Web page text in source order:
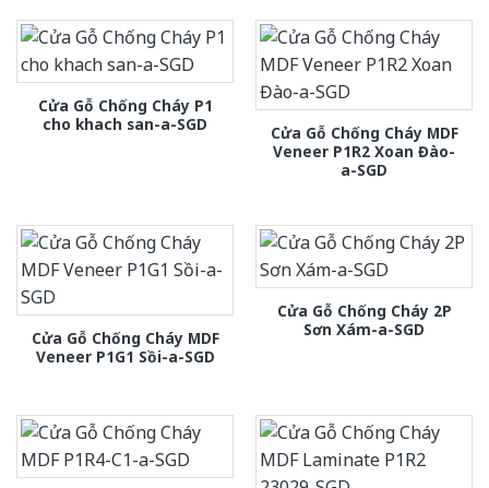
Cửa Gỗ Chống Cháy P1
cho khach san-a-SGD
Cửa Gỗ Chống Cháy MDF
Veneer P1R2 Xoan Đào-
a-SGD
Cửa Gỗ Chống Cháy MDF
Veneer P1G1 Sồi-a-SGD
Cửa Gỗ Chống Cháy 2P
Sơn Xám-a-SGD